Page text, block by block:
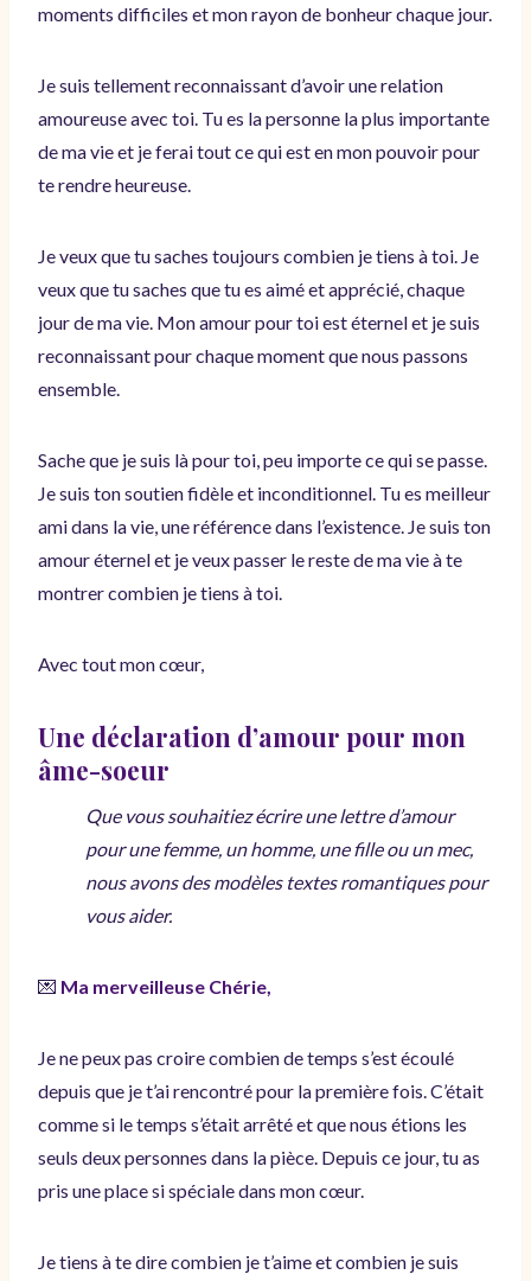
moments difficiles et mon rayon de bonheur chaque jour.
Je suis tellement reconnaissant d’avoir une relation
amoureuse avec toi. Tu es la personne la plus importante
de ma vie et je ferai tout ce qui est en mon pouvoir pour
te rendre heureuse.
Je veux que tu saches toujours combien je tiens à toi. Je
veux que tu saches que tu es aimé et apprécié, chaque
jour de ma vie. Mon amour pour toi est éternel et je suis
reconnaissant pour chaque moment que nous passons
ensemble.
Sache que je suis là pour toi, peu importe ce qui se passe.
Je suis ton soutien fidèle et inconditionnel. Tu es meilleur
ami dans la vie, une référence dans l’existence. Je suis ton
amour éternel et je veux passer le reste de ma vie à te
montrer combien je tiens à toi.
Avec tout mon cœur,
Une déclaration d’amour pour mon
âme-soeur
Que vous souhaitiez écrire une lettre d’amour
pour une femme, un homme, une fille ou un mec,
nous avons des modèles textes romantiques pour
vous aider.
💌 Ma merveilleuse Chérie,
Je ne peux pas croire combien de temps s’est écoulé
depuis que je t’ai rencontré pour la première fois. C’était
comme si le temps s’était arrêté et que nous étions les
seuls deux personnes dans la pièce. Depuis ce jour, tu as
pris une place si spéciale dans mon cœur.
Je tiens à te dire combien je t’aime et combien je suis